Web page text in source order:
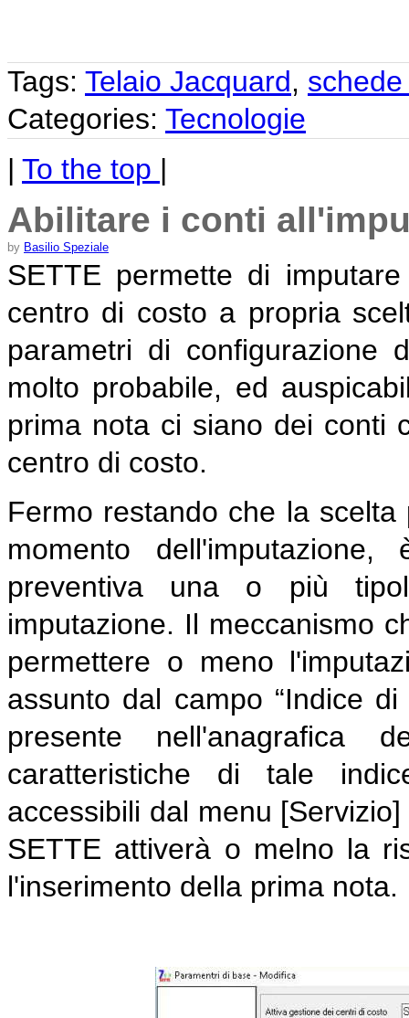
Tags: Telaio Jacquard,
Categories: Tecnologie
| To the top |
Abilitare i conti
by Basilio Speziale
SETTE permette di
centro di costo a propria
parametri di configurazione
molto probabile, ed
prima nota ci siano dei conti
centro di costo.
Fermo restando che la
momento
preventiva una o più
imputazione. Il meccanismo
permettere o meno
assunto dal campo “Indice
presente
caratteristiche di tale
accessibili dal menu
SETTE attiverà o melno la
l'inserimento della prima nota.